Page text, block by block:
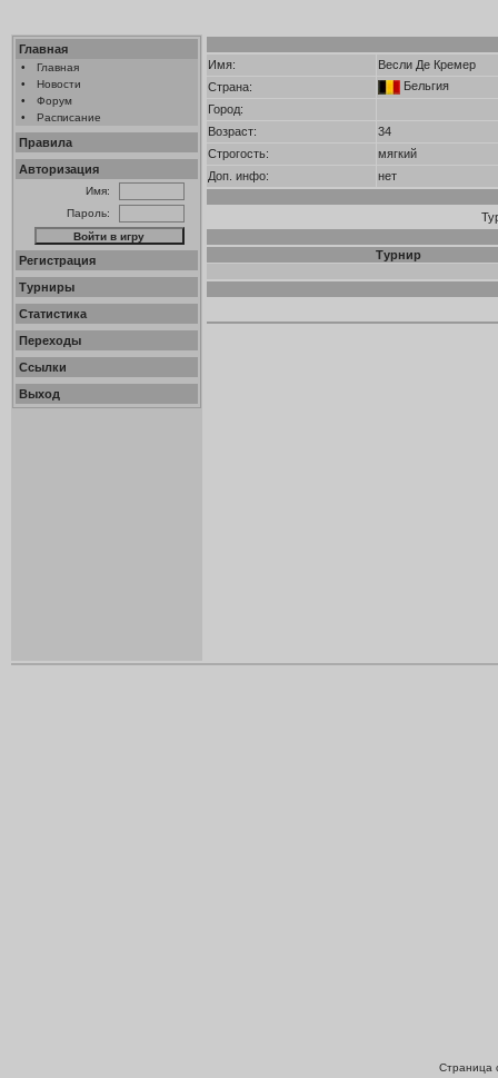
Главная
•
Главная
•
Новости
•
Форум
•
Расписание
Правила
Авторизация
Имя:
Пароль:
Регистрация
Турниры
Статистика
Переходы
Ссылки
Выход
Имя:
Весли Де Кремер
Страна:
Бельгия
Город:
Возраст:
34
Строгость:
мягкий
Доп. инфо:
нет
Турнир
Страница